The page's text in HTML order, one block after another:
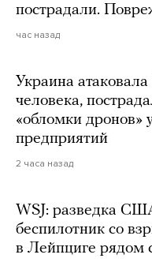
пострадали.
час назад
Украина
человека,
«обломки дронов»
предприятий
2 часа назад
WSJ: разведка
беспилотник со
в Лейпциге рядом